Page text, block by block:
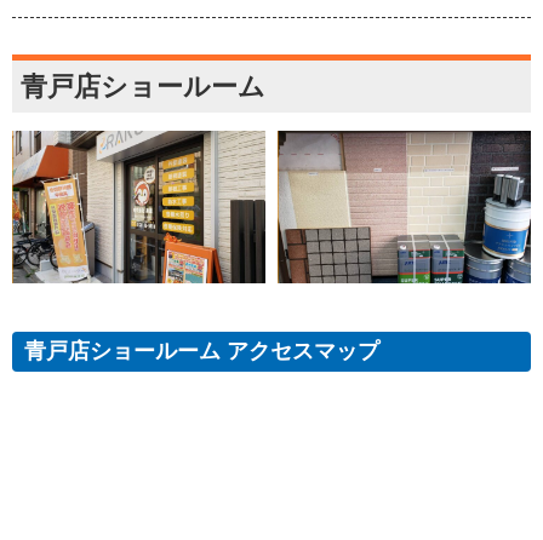
青戸店ショールーム
青戸店ショールーム アクセスマップ